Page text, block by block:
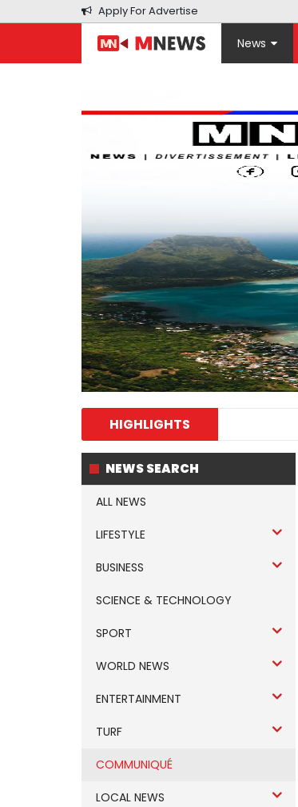
Apply For Advertise
News
HIGHLIGHTS
NEWS SEARCH
ALL NEWS
LIFESTYLE
BUSINESS
SCIENCE & TECHNOLOGY
SPORT
WORLD NEWS
ENTERTAINMENT
TURF
COMMUNIQUÉ
LOCAL NEWS